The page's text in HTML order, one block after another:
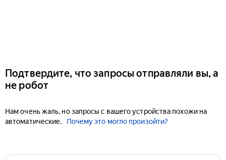
Подтвердите, что запросы отправляли вы, а
не робот
Нам очень жаль, но запросы с вашего устройства похожи на
автоматические.
Почему это могло произойти?